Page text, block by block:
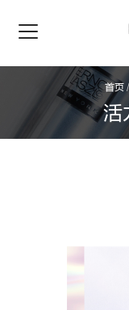
首页 /
活